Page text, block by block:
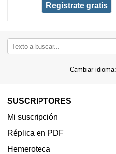
Regístrate gratis
Cambiar idioma:
SUSCRIPTORES
Mi suscripción
Réplica en PDF
Hemeroteca